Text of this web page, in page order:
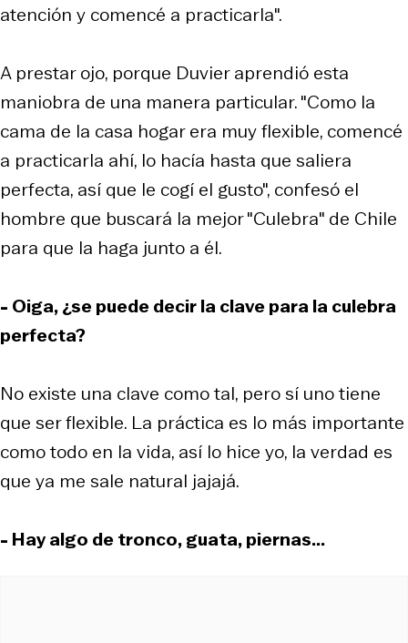
atención y comencé a practicarla".
A prestar ojo, porque Duvier aprendió esta
maniobra de una manera particular. "Como la
cama de la casa hogar era muy flexible, comencé
a practicarla ahí, lo hacía hasta que saliera
perfecta, así que le cogí el gusto", confesó el
hombre que buscará la mejor "Culebra" de Chile
para que la haga junto a él.
- Oiga, ¿se puede decir la clave para la culebra
perfecta?
No existe una clave como tal, pero sí uno tiene
que ser flexible. La práctica es lo más importante
como todo en la vida, así lo hice yo, la verdad es
que ya me sale natural jajajá.
- Hay algo de tronco, guata, piernas...